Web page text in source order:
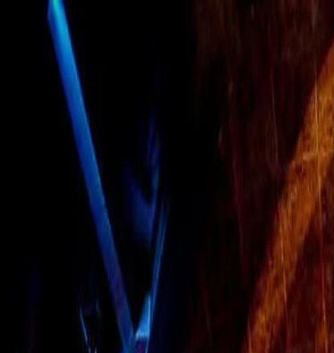
Skip to main content
quinta-feira, 6 de agosto de 2026
Bangkok 32°C
Sobre Muaythai